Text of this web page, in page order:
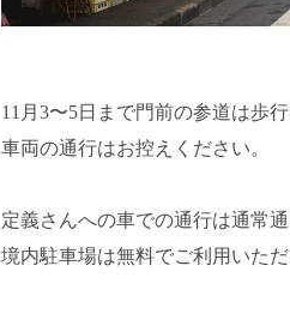
11月3〜5日まで門前の参道は歩
車両の通行はお控えください。
定義さんへの車での通行は通常
境内駐車場は無料でご利用いた